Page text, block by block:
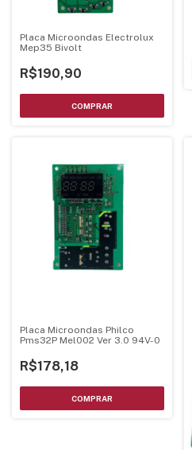
Placa Microondas Electrolux
Mep35 Bivolt
R$190,90
Placa Microondas Philco
Pms32P Mel002 Ver 3.0 94V-0
R$178,18